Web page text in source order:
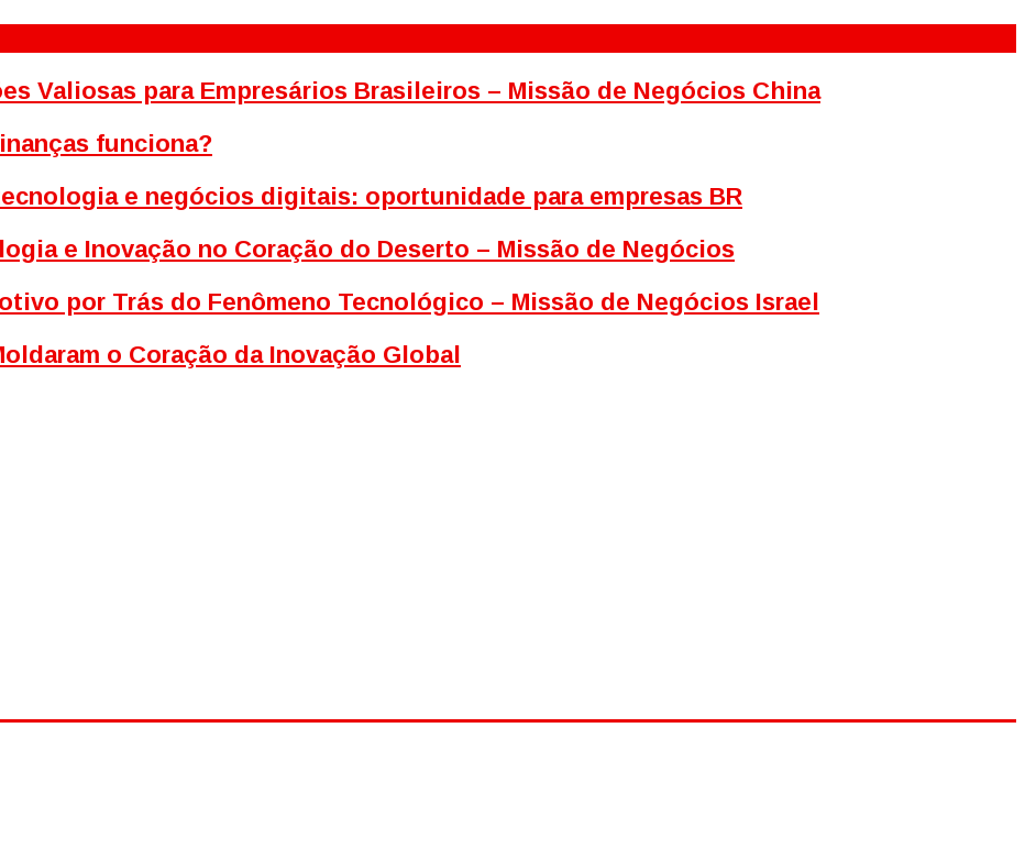
Valiosas para Empresários Brasileiros – Missão de Negócios China
funciona?
e negócios digitais: oportunidade para empresas BR
e Inovação no Coração do Deserto – Missão de Negócios
por Trás do Fenômeno Tecnológico – Missão de Negócios Israel
o Coração da Inovação Global